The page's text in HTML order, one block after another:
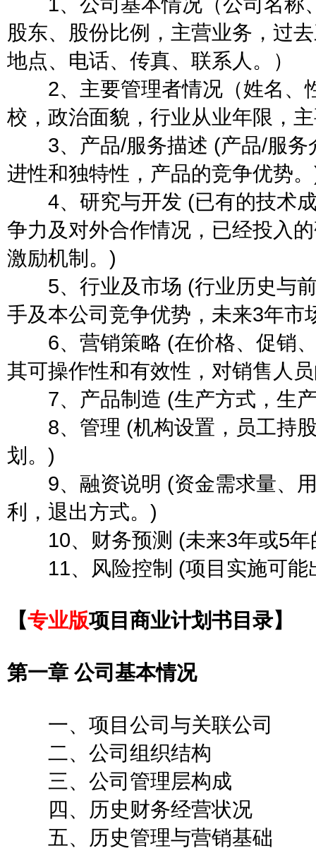
股东、股份比例，主营业务，过
地点、电话、传真、联系人。）
2、主要管理者情况（姓名、
校，政治面貌，行业从业年限，
3、产品/服务描述 (产品/服务
进性和独特性，产品的竞争优势
4、研究与开发 (已有的技术成
争力及对外合作情况，已经投入
激励机制。)
5、行业及市场 (行业历史与前
手及本公司竞争优势，未来3年市
6、营销策略 (在价格、促销、
其可操作性和有效性，对销售人
7、产品制造 (生产方式，生产
8、管理 (机构设置，员工持股
划。)
9、融资说明 (资金需求量、用
利，退出方式。)
10、财务预测 (未来3年或5年
11、风险控制 (项目实施可能
【专业版项目商业计划书目录】
第一章 公司基本情况
一、项目公司与关联公司
二、公司组织结构
三、公司管理层构成
四、历史财务经营状况
五、历史管理与营销基础